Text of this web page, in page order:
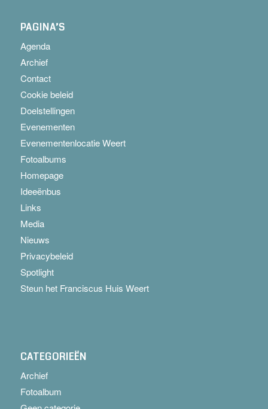
PAGINA’S
Agenda
Archief
Contact
Cookie beleid
Doelstellingen
Evenementen
Evenementenlocatie Weert
Fotoalbums
Homepage
Ideeënbus
Links
Media
Nieuws
Privacybeleid
Spotlight
Steun het Franciscus Huis Weert
CATEGORIEËN
Archief
Fotoalbum